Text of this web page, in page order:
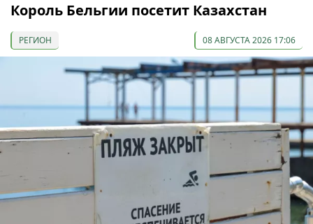
Король Бельгии посетит Казахстан
РЕГИОН 08 АВГУСТА 2026 17:06